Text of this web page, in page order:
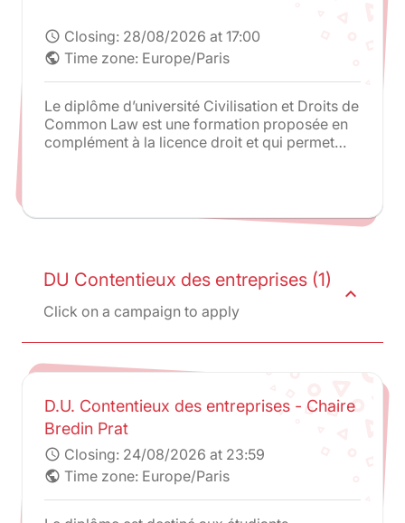
schedule Closing: 28/08/2026 at 17:00
public Time zone: Europe/Paris
Le diplôme d’université Civilisation et Droits de
Common Law est une formation proposée en
complément à la licence droit et qui permet
DU Contentieux des entreprises (1)
Click on a campaign to apply
expand_less
D.U. Contentieux des entreprises - Chaire
Bredin Prat
schedule Closing: 24/08/2026 at 23:59
public Time zone: Europe/Paris